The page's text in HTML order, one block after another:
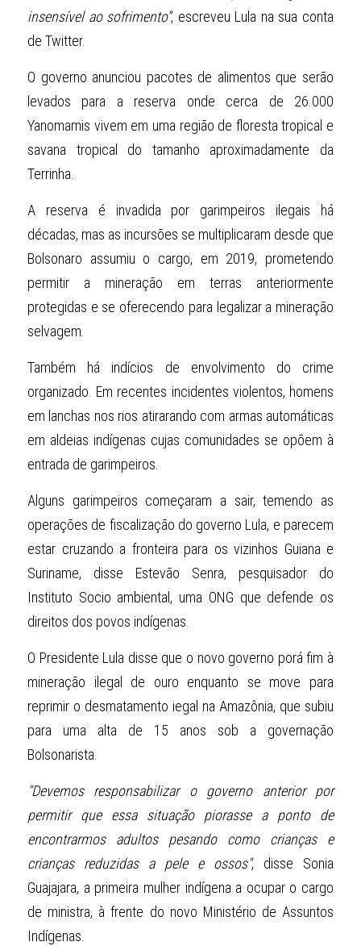
insensível ao sofrimento”, escreveu Lula na sua conta
de Twitter.
O governo anunciou pacotes de alimentos que serão
levados para a reserva onde cerca de 26.000
Yanomamis vivem em uma região de floresta tropical e
savana tropical do tamanho aproximadamente da
Terrinha.
A reserva é invadida por garimpeiros ilegais há
décadas, mas as incursões se multiplicaram desde que
Bolsonaro assumiu o cargo, em 2019, prometendo
permitir a mineração em terras anteriormente
protegidas e se oferecendo para legalizar a mineração
selvagem.
Também há indícios de envolvimento do crime
organizado. Em recentes incidentes violentos, homens
em lanchas nos rios atirarando com armas automáticas
em aldeias indígenas cujas comunidades se opõem à
entrada de garimpeiros.
Alguns garimpeiros começaram a sair, temendo as
operações de fiscalização do governo Lula, e parecem
estar cruzando a fronteira para os vizinhos Guiana e
Suriname, disse Estevão Senra, pesquisador do
Instituto Socio ambiental, uma ONG que defende os
direitos dos povos indígenas.
O Presidente Lula disse que o novo governo porá fim à
mineração ilegal de ouro enquanto se move para
reprimir o desmatamento iegal na Amazônia, que subiu
para uma alta de 15 anos sob a governação
Bolsonarista.
"Devemos responsabilizar o governo anterior por
permitir que essa situação piorasse a ponto de
encontrarmos adultos pesando como crianças e
crianças reduzidas a pele e ossos", disse Sonia
Guajajara, a primeira mulher indígena a ocupar o cargo
de ministra, à frente do novo Ministério de Assuntos
Indígenas.